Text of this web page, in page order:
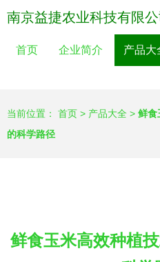
南京益捷农业科技有限公
首页 企业简介 产品大
当前位置： 首页 > 产品大全 > 鲜食
的科学路径
鲜食玉米高效种植